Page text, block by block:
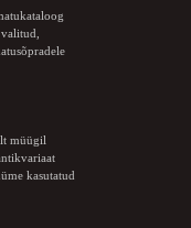
müügil
kasutatud